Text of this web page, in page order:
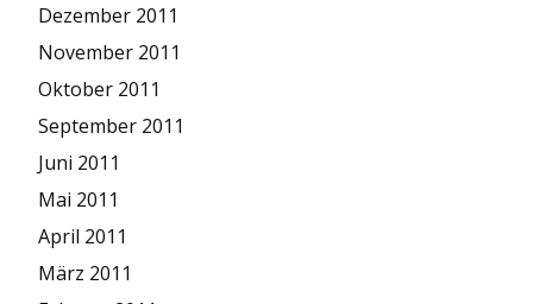
Dezember 2011
November 2011
Oktober 2011
September 2011
Juni 2011
Mai 2011
April 2011
März 2011